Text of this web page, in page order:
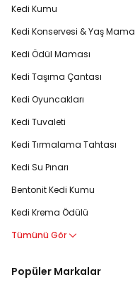
Kedi Kumu
Kedi Konservesi & Yaş Mama
Kedi Ödül Maması
Kedi Taşıma Çantası
Kedi Oyuncakları
Kedi Tuvaleti
Kedi Tırmalama Tahtası
Kedi Su Pınarı
Bentonit Kedi Kumu
Kedi Krema Ödülü
Tümünü Gör
Popüler Markalar